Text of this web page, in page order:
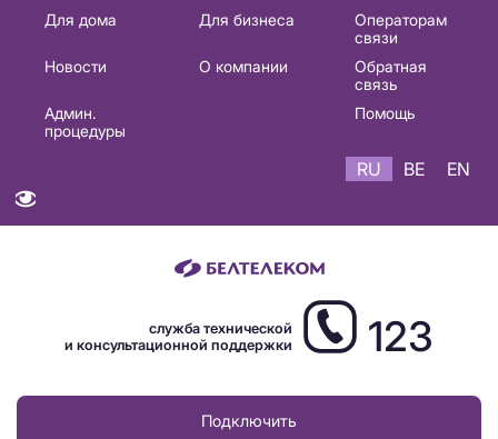
Основная
навигация
Для дома Для бизнеса
Операторам
связи
Новости
О компании
Обратная
связь
Админ.
процедуры
Помощь
RU BE EN
служба технической
и консультационной поддержки
123
Подключить